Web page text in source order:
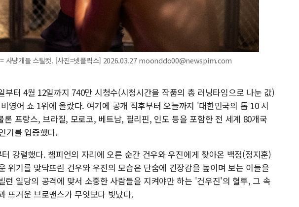
= 사냥개들 스틸컷. [사진=넷플릭스] 2026.03.27 moonddo00@newspim.com
부터 4월 12일까지 740만 시청수(시청시간을 작품의 총 러닝타임으로 나눈 값)
영어 쇼 1위에 올랐다. 여기에 공개 직후부터 오늘까지 '대한민국의 톱 10 시
론 프랑스, 브라질, 모로코, 베트남, 필리핀, 인도 등을 포함한 전 세계 80개국
기를 입증했다.
강렬했다. 챔피언의 자리에 오른 순간 건우와 우진에게 찾아온 백정(정지훈)
위기를 맞닥뜨린 건우와 우진의 모습은 단숨에 긴장감을 높이며 보는 이들을
런 일당의 공격에 맞서 소중한 사람들을 지켜야만 하는 '건우진'의 혈투, 그 속
뜨거운 브로맨스가 무엇보다 빛났다.